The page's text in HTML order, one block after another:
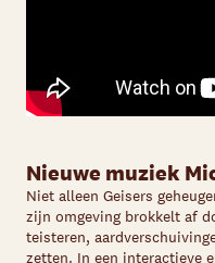
Nieuwe muziek
Niet alleen Geisers
zijn omgeving brokkelt af
teisteren,
zetten. In een interactieve